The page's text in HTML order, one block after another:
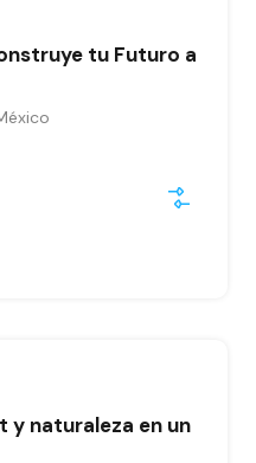
tu Futuro a
y naturaleza en un